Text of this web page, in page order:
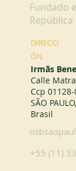
Fundado
República
DIRECCI
ÓN
Irmãs
Calle
Ccp
SÃO
Brasil
+55 (11)